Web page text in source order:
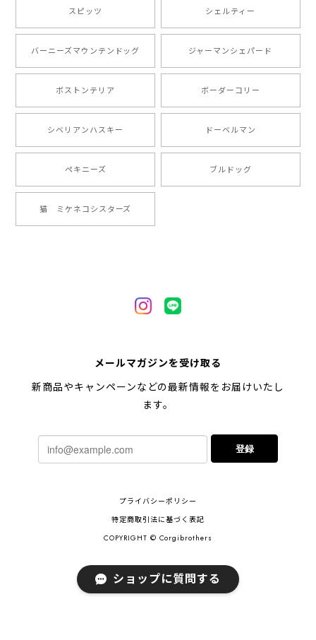
りまして、元気な時の顔がそっくりだったので、注文し
ました。ありがとうございました。
2024/05/22
2024/05/04
【 柴犬 毛色3色】マグカップ お家用 プレゼント コーギーブラザーズ 犬 うちの子
2024/02/10
した！とても早い対応でありがとうございました。 プ
レゼント用だったけど自分用にも買いたいと思います。
ありがとうございました！！！
スピッツ シェルティー
バーニーズマウンテンドッグ ジャーマンシェパード
ボストンテリア ボーダーコリー
シベリアンハスキー ドーベルマン
ペキニーズ ブルドッグ
猫 ミケネコシスターズ
メールマガジンを受け取る
新商品やキャンペーンなどの最新情報をお届けいたし
ます。
登録
プライバシーポリシー
特定商取引法に基づく表記
COPYRIGHT © Corgibrothers
ショップに質問する